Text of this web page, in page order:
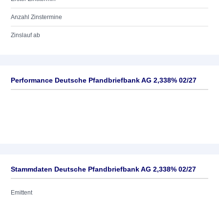
Anzahl Zinstermine
Zinslauf ab
Performance Deutsche Pfandbriefbank AG 2,338% 02/27
Stammdaten Deutsche Pfandbriefbank AG 2,338% 02/27
Emittent